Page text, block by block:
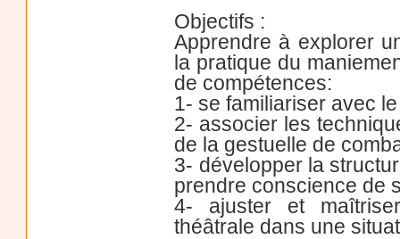
Objectifs :
Apprendre à explorer
la pratique du
de compétences:
1- se familiariser avec
2- associer les
de la gestuelle de
3- développer la
prendre conscience de
4- ajuster et
théâtrale dans une